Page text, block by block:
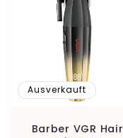
Ausverkauft
Barber VGR Hair